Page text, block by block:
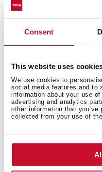
Consent
This website uses
We use cookies to
social media features and to
information about your use
advertising and analytics
other information that you’ve
collected from your use of
CLC 855 GM
Cafetera Empotrable
tazas a la vez de